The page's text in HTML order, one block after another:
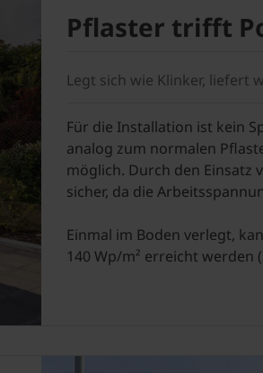
Pflaster trifft
Legt sich wie Klinker, liefert
Für die Installation ist kein
analog zum normalen
möglich. Durch den Einsatz
sicher, da die
Einmal im Boden verlegt,
140 Wp/m² erreicht werden